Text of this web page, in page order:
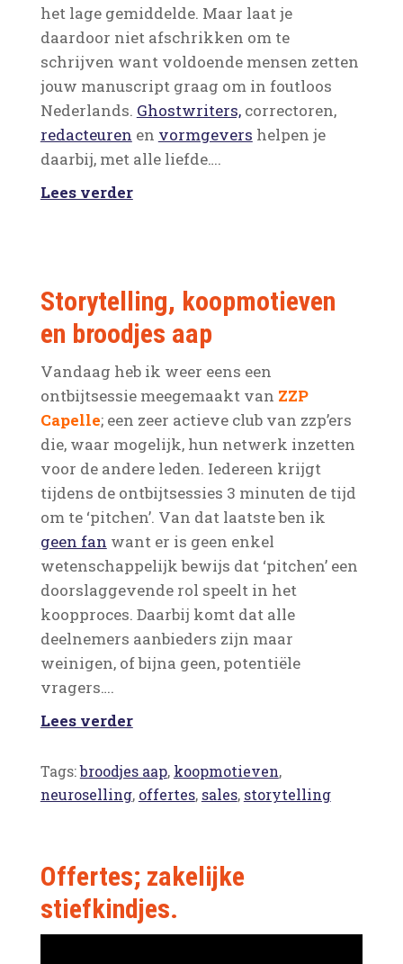
het lage gemiddelde. Maar laat je
daardoor niet afschrikken om te
schrijven want voldoende mensen zetten
jouw manuscript graag om in foutloos
Nederlands. Ghostwriters,correctoren,
redacteuren en vormgevers helpen je
daarbij, met alle liefde….
Lees verder
Storytelling, koopmotieven
en broodjes aap
Vandaag heb ik weer eens een
ontbijtsessie meegemaakt van ZZP
Capelle; een zeer actieve club van zzp’ers
die, waar mogelijk, hun netwerk inzetten
voor de andere leden. Iedereen krijgt
tijdens de ontbijtsessies 3 minuten de tijd
om te ‘pitchen’. Van dat laatste ben ik
geen fan want er is geen enkel
wetenschappelijk bewijs dat ‘pitchen’ een
doorslaggevende rol speelt in het
koopproces. Daarbij komt dat alle
deelnemers aanbieders zijn maar
weinigen, of bijna geen, potentiële
vragers….
Lees verder
Tags:broodjes aap, koopmotieven,
neuroselling, offertes, sales, storytelling
Offertes; zakelijke
stiefkindjes.